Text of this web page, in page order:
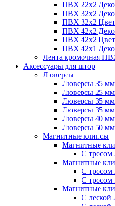
ПВХ 22x2
ПВХ 32x2
ПВХ 32x2 Цвет
ПВХ 42x2
ПВХ 42x2 Цвет
ПВХ 42x1
Лента кромочная
Аксессуары для штор
Люверсы
Люверсы 35 мм
Люверсы 25 мм
Люверсы 35 мм
Люверсы 35 мм
Люверсы 40 мм
Люверсы 50 мм
Магнитные клипсы
Магнитные
С тросом
Магнитные
С тросом
С тросом
Магнитные
С леской